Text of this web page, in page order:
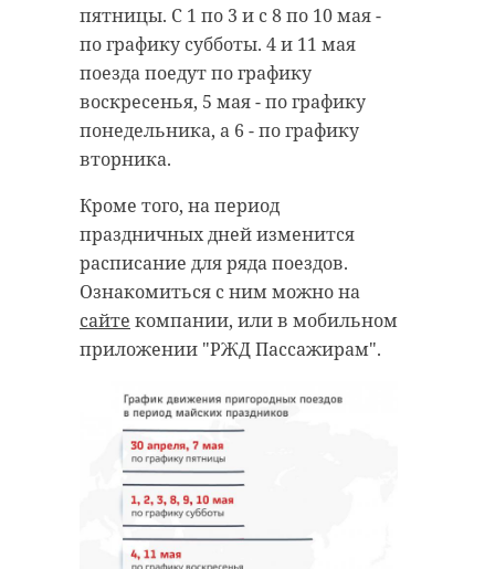
пятницы. С 1 по 3 и с 8 по 10 мая -
по графику субботы. 4 и 11 мая
поезда поедут по графику
воскресенья, 5 мая - по графику
понедельника, а 6 - по графику
вторника.
Кроме того, на период
праздничных дней изменится
расписание для ряда поездов.
Ознакомиться с ним можно на
сайте компании, или в мобильном
приложении "РЖД Пассажирам".